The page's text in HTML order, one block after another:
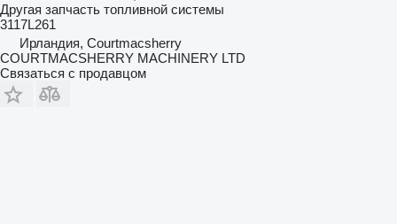
Другая запчасть топливной системы
3117L261
Ирландия, Courtmacsherry
COURTMACSHERRY MACHINERY LTD
Связаться с продавцом